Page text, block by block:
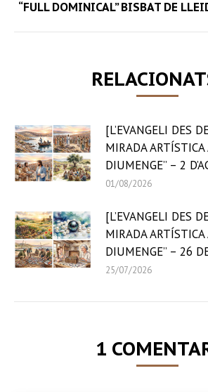
Next
“FULL DOMINICAL” BISBAT DE
[L’EVANGELI DES
MIRADA ARTÍSTICA
DIUMENGE” – 2
01/08/2026
[L’EVANGELI DES
MIRADA ARTÍSTICA
DIUMENGE” – 26
25/07/2026
1